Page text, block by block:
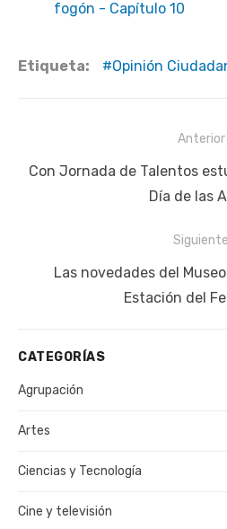
fogón - Capítulo 10
Etiqueta: Opinión
de
Anterior
Publicación
Con Jornada de Talentos
Día de las
Siguiente
Siguiente
Las novedades del
Estación del
CATEGORÍAS
Agrupación
Artes
Ciencias y Tecnología
Cine y televisión